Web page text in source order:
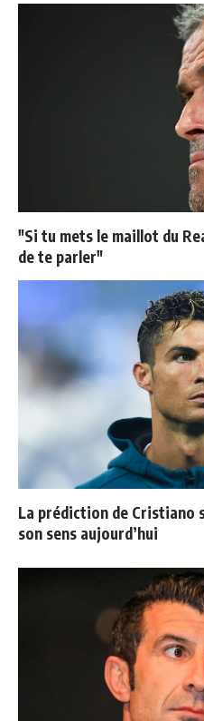
"Si tu mets le maillot du
de te parler"
La prédiction de Cristiano
son sens aujourd’hui